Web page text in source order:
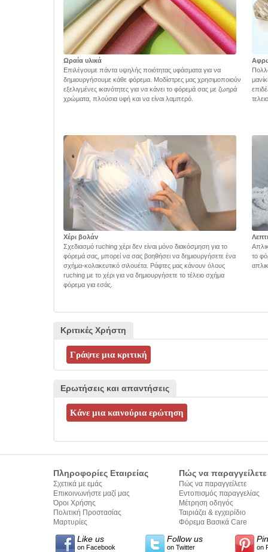
Ωραία υλικά
Επιλέγουμε πάντα υψηλής ποιότητας υφάσματα για να
δημιουργήσουμε κάθε φόρεμα. Μοδίστρες μας χρησιμοποιούν
εξελιγμένες ικανότητες για να κάνει το φόρεμά σας με ζωηρά
χρώματα, πλούσια υφή και να είναι λαμπερό.
Χέρι βολάν
Σχεδιασμό ruching χέρι δεν είναι μόνο διακόσμηση για το
φόρεμά σας, μπορεί να σας βοηθήσει να δημιουργήσετε ένα
σχήμα-κολακευτικό σιλουέτα. Ράφτες μας κάνουν όλους
ruching με το χέρι για να δημιουργήσετε το τέλειο σχήμα
φόρεμα για εσάς.
το
Κριτικές Χρήστη
Ερωτήσεις και απαντήσεις
Πληροφορίες Εταιρείας
Σχετικά με εμάς
Επικοινωνήστε μαζί μας
Όροι Χρήσης
Πολιτική Προστασίας
Προσωπικών Δεδομένων
Μαρτυρίες
Πώς να παραγγείλετε
Πώς να παραγγείλετε
Εντοπισμός παραγγελίας
Μέτρηση οδηγός
Ταιριάζει & εγχειρίδιο
σύνταξης κειμένων
Φόρεμα Βασικά Care
Like us
on Facebook
Follow us
on Twitter on